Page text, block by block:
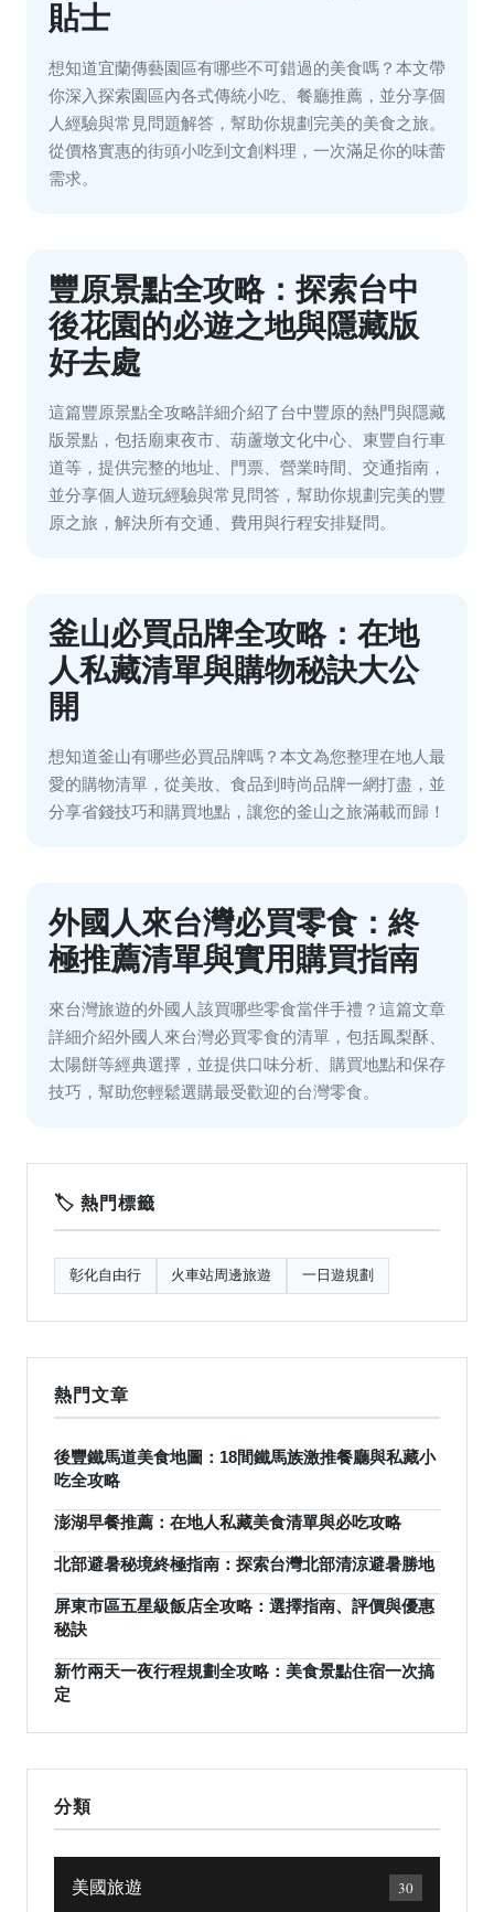
貼士
想知道宜蘭傳藝園區有哪些不可錯過的美食嗎？本文帶
你深入探索園區內各式傳統小吃、餐廳推薦，並分享個
人經驗與常見問題解答，幫助你規劃完美的美食之旅。
從價格實惠的街頭小吃到文創料理，一次滿足你的味蕾
需求。
豐原景點全攻略：探索台中
後花園的必遊之地與隱藏版
好去處
這篇豐原景點全攻略詳細介紹了台中豐原的熱門與隱藏
版景點，包括廟東夜市、葫蘆墩文化中心、東豐自行車
道等，提供完整的地址、門票、營業時間、交通指南，
並分享個人遊玩經驗與常見問答，幫助你規劃完美的豐
原之旅，解決所有交通、費用與行程安排疑問。
釜山必買品牌全攻略：在地
人私藏清單與購物秘訣大公
開
想知道釜山有哪些必買品牌嗎？本文為您整理在地人最
愛的購物清單，從美妝、食品到時尚品牌一網打盡，並
分享省錢技巧和購買地點，讓您的釜山之旅滿載而歸！
外國人來台灣必買零食：終
極推薦清單與實用購買指南
來台灣旅遊的外國人該買哪些零食當伴手禮？這篇文章
詳細介紹外國人來台灣必買零食的清單，包括鳳梨酥、
太陽餅等經典選擇，並提供口味分析、購買地點和保存
技巧，幫助您輕鬆選購最受歡迎的台灣零食。
🏷️ 熱門標籤
彰化自由行 火車站周邊旅遊 一日遊規劃
熱門文章
後豐鐵馬道美食地圖：18間鐵馬族激推餐廳與私藏小
吃全攻略
澎湖早餐推薦：在地人私藏美食清單與必吃攻略
北部避暑秘境終極指南：探索台灣北部清涼避暑勝地
屏東市區五星級飯店全攻略：選擇指南、評價與優惠
秘訣
新竹兩天一夜行程規劃全攻略：美食景點住宿一次搞
定
分類
美國旅遊 30